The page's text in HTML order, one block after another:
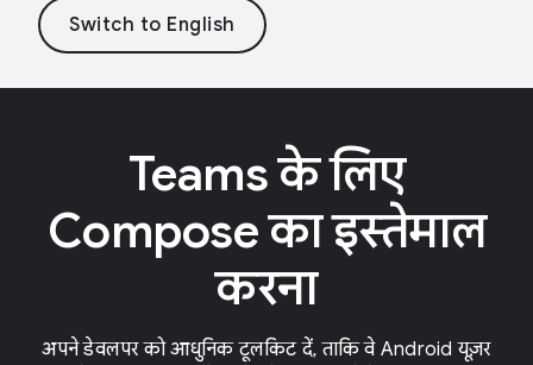
Teams के लिए
Compose का इस्तेमाल
करना
अपने डेवलपर को आधुनिक टूलकिट दें, ताकि वे Android यूज़र